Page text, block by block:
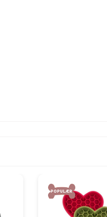
POPULÆR